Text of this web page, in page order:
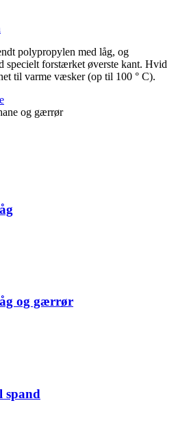
polypropylen med låg, og
specielt forstærket øverste kant. Hvid
til varme væsker (op til 100 ° C).
og gærrør
spand